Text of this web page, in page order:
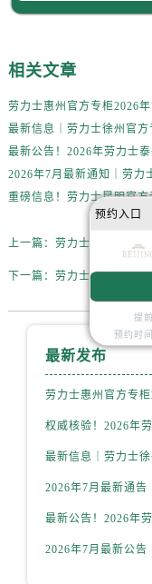
相关文章
上一篇： 劳力士手表表盘有
下一篇： 劳力士很久不戴
最新发布
预约入口
提
预约时